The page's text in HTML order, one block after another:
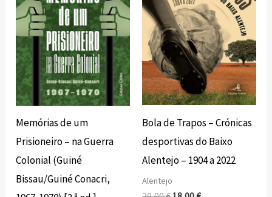
Memórias de um
Prisioneiro – na Guerra
Colonial (Guiné
Bissau/Guiné Conacri,
Bola de Trapos – Crónicas
desportivas do Baixo
Alentejo – 1904 a 2022
Alentejo